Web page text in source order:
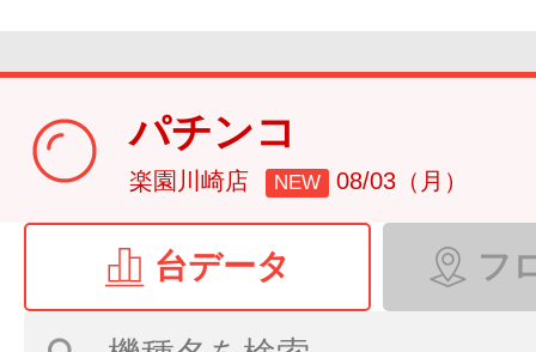
パチンコ
楽園川崎店 NEW 08/03（月）
台データ フ